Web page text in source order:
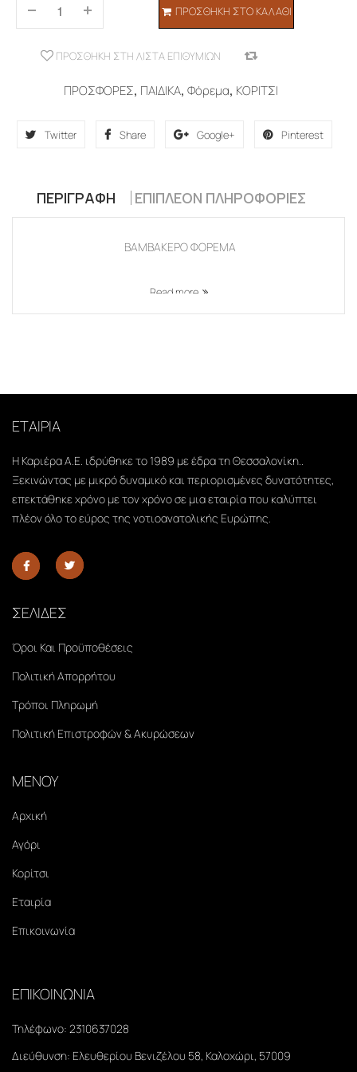
ΠΡΟΣΘΉΚΗ ΣΤΟ ΚΑΛΆΘΙ
ΠΡΟΣΘΉΚΗ ΣΤΗ ΛΊΣΤΑ ΕΠΙΘΥΜΙΏΝ
ΠΡΟΣΦΟΡΕΣ, ΠΑΙΔΙΚΑ, Φόρεμα, ΚΟΡΙΤΣΙ
Twitter Share Google+ Pinterest
ΠΕΡΙΓΡΑΦΉ ΕΠΙΠΛΈΟΝ ΠΛΗΡΟΦΟΡΊΕΣ
ΒΑΜΒΑΚΕΡΟ ΦΟΡΕΜΑ
Read more
ΕΤΑΙΡΙΑ
Η Καριέρα Α.Ε. ιδρύθηκε το 1989 με έδρα τη Θεσσαλονίκη..
Ξεκινώντας με μικρό δυναμικό και περιορισμένες δυνατότητες,
επεκτάθηκε χρόνο με τον χρόνο σε μια εταιρία που καλύπτει
πλέον όλο το εύρος της νοτιοανατολικής Ευρώπης.
ΣΕΛΙΔΕΣ
Όροι Και Προϋποθέσεις
Πολιτική Απορρήτου
Τρόποι Πληρωμή
Πολιτική Επιστροφών & Ακυρώσεων
ΜΕΝΟΥ
Αρχική
Αγόρι
Κορίτσι
Εταιρία
Επικοινωνία
ΕΠΙΚΟΙΝΩΝΙΑ
Τηλέφωνο: 2310637028
Διεύθυνση: Ελευθερίου Βενιζέλου 58, Καλοχώρι, 57009